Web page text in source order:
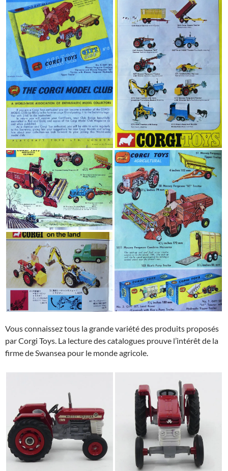
Vous connaissez tous la grande variété des produits proposés
par Corgi Toys. La lecture des catalogues prouve l’intérêt de la
firme de Swansea pour le monde agricole.